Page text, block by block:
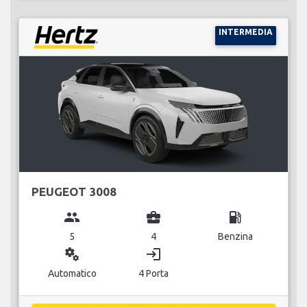
INTERMEDIA
PEUGEOT 3008
group
5
business_center
4
local_gas_station
Benzina
miscellaneous_services
Automatico
login
4 Porta